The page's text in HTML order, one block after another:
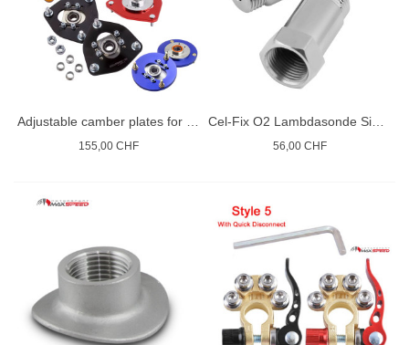
155,00 CHF 56,00 CHF